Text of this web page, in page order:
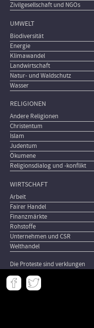
Zivilgesellschaft und NGOs
UMWELT
Biodiversität
Energie
Klimawandel
Landwirtschaft
Natur- und Waldschutz
Wasser
RELIGIONEN
Andere Religionen
Christentum
Islam
Judentum
Ökumene
Religionsdialog und -konflikt
WIRTSCHAFT
Arbeit
Fairer Handel
Finanzmärkte
Rohstoffe
Unternehmen und CSR
Welthandel
Die Proteste sind verklungen
Meta
-